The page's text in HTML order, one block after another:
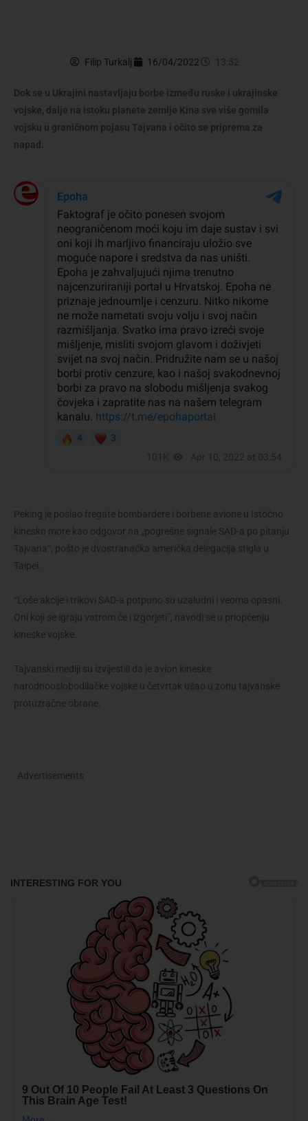
Filip Turkalj 16/04/2022 13:52
Dok se u Ukrajini nastavljaju borbe između ruske i ukrajinske
vojske, dalje na istoku planete zemlje Kina sve više gomila
vojsku u graničnom pojasu Tajvana i očito se priprema za
napad.
Peking je poslao fregate bombardere i borbene avione u Istočno
kinesko more kao odgovor na „pogrešne signale SAD-a po pitanju
Tajvana“, pošto je dvostranačka američka delegacija stigla u
Taipei.
“Loše akcije i trikovi SAD-a potpuno su uzaludni i veoma opasni.
Oni koji se igraju vatrom će i izgorjeti”, navodi se u priopćenju
kineske vojske.
Tajvanski mediji su izvijestili da je avion kineske
narodnooslobodilačke vojske u četvrtak ušao u zonu tajvanske
protuzračne obrane.
Advertisements